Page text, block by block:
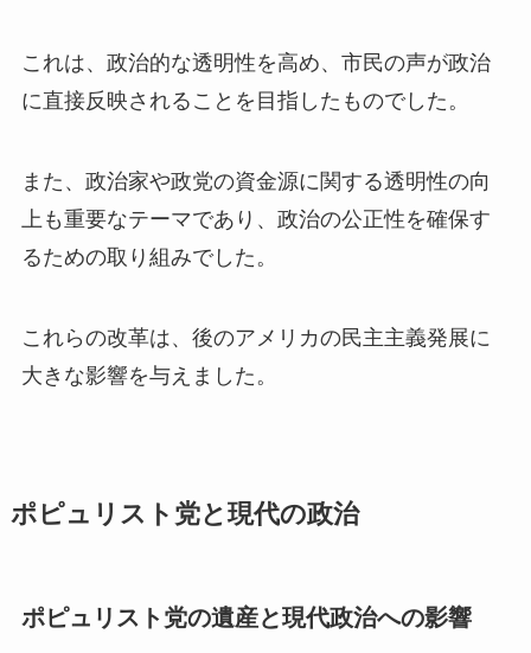
これは、政治的な透明性を高め、市民の声が政治
に直接反映されることを目指したものでした。
また、政治家や政党の資金源に関する透明性の向
上も重要なテーマであり、政治の公正性を確保す
るための取り組みでした。
これらの改革は、後のアメリカの民主主義発展に
大きな影響を与えました。
ポピュリスト党と現代の政治
ポピュリスト党の遺産と現代政治への影響